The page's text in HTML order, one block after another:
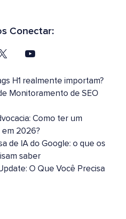
Conectar:
H1 realmente importam?
Monitoramento de SEO
Como ter um
2026?
de IA do Google: o que os
saber
O Que Você Precisa